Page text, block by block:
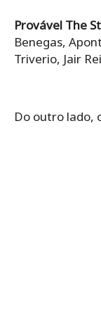
Provável The
Benegas,
Triverio, Jair
Do outro lado,